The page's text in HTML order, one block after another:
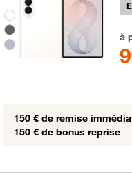
Groupe de couleurs
à
150 € de remise
150 € de bonus reprise